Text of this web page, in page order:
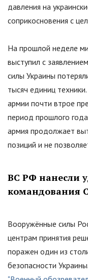
давления на
соприкосновения с
На прошлой неделе
выступил с
силы Украины
тысяч единиц
армии почти втрое
период прошлого
армия продолжает
позиций и не
ВС РФ нанесли
командования
Вооружённые силы
центрам принятия
поражен один из
безопасности